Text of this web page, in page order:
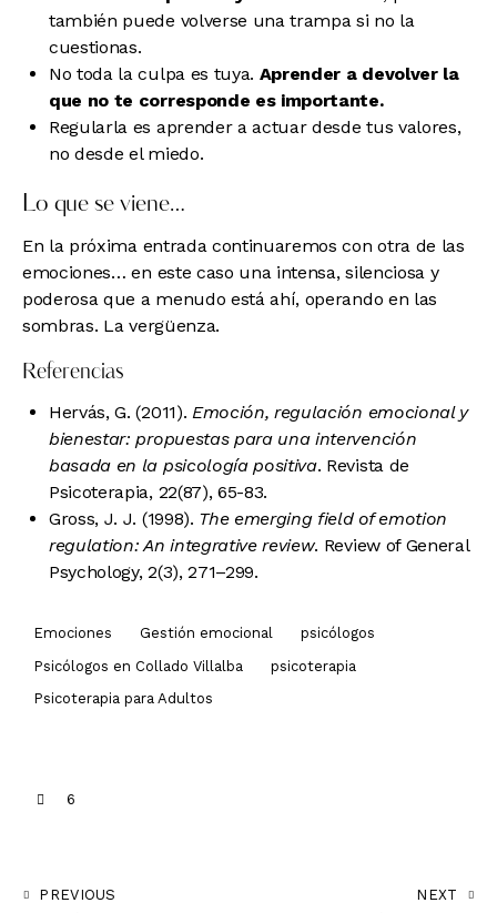
también puede volverse una trampa si no la
cuestionas.
No toda la culpa es tuya. Aprender a devolver la
que no te corresponde es importante.
Regularla es aprender a actuar desde tus valores,
no desde el miedo.
Lo que se viene…
En la próxima entrada continuaremos con otra de las
emociones… en este caso una intensa, silenciosa y
poderosa que a menudo está ahí, operando en las
sombras. La vergüenza.
Referencias
Hervás, G. (2011). Emoción, regulación emocional y
bienestar: propuestas para una intervención
basada en la psicología positiva. Revista de
Psicoterapia, 22(87), 65-83.
Gross, J. J. (1998). The emerging field of emotion
regulation: An integrative review. Review of General
Psychology, 2(3), 271–299.
Emociones Gestión emocional
psicólogos
Psicólogos en Collado Villalba
psicoterapia
Psicoterapia para Adultos
6
PREVIOUS NEXT